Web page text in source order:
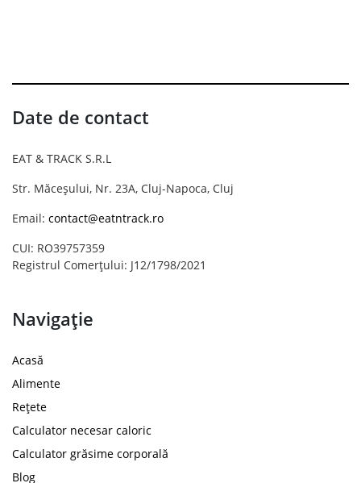
Date de contact
EAT & TRACK S.R.L
Str. Măceșului, Nr. 23A, Cluj-Napoca, Cluj
Email: contact@eatntrack.ro
CUI: RO39757359
Registrul Comerțului: J12/1798/2021
Navigație
Acasă
Alimente
Rețete
Calculator necesar caloric
Calculator grăsime corporală
Blog